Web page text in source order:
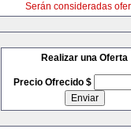
Serán consideradas
Realizar una Oferta
Precio Ofrecido $